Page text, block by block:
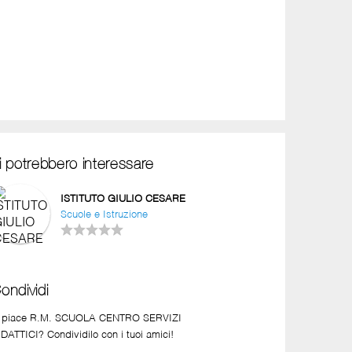
potrebbero interessare
ISTITUTO GIULIO CESARE
Scuole e Istruzione
piace R.M. SCUOLA CENTRO SERVIZI
Condividilo con i tuoi amici!